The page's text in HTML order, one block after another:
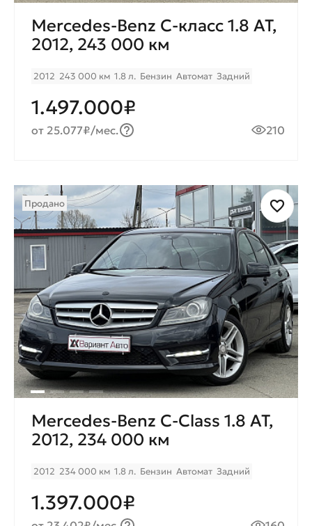
Mercedes-Benz C-класс 1.8 AT,
2012, 243 000 км
2012 243 000 км 1.8 л. Бензин Автомат Задний
1.497.000₽
от 25.077₽/мес. 210
Продано
Mercedes-Benz C-Class 1.8 AT,
2012, 234 000 км
2012 234 000 км 1.8 л. Бензин Автомат Задний
1.397.000₽